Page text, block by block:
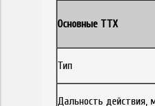
Основные ТТХ
Тип
Дальность действия,